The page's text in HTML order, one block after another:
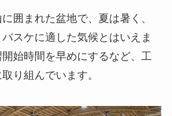
囲まれた盆地で、夏は暑く、
スケに適した気候とはいえま
始時間を早めにするなど、工
り組んでいます。